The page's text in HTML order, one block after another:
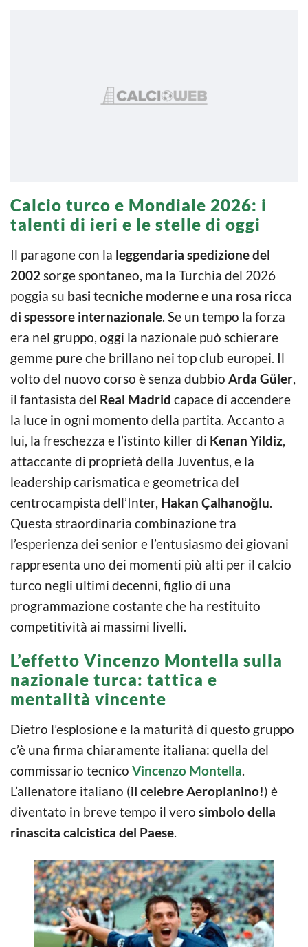
Calcio turco e Mondiale 2026: i
talenti di ieri e le stelle di oggi
Il paragone con la leggendaria spedizione del
2002 sorge spontaneo, ma la Turchia del 2026
poggia su basi tecniche moderne e una rosa ricca
di spessore internazionale . Se un tempo la forza
era nel gruppo, oggi la nazionale può schierare
gemme pure che brillano nei top club europei. Il
volto del nuovo corso è senza dubbio Arda Güler
il fantasista del Real Madrid capace di accendere
la luce in ogni momento della partita. Accanto a
lui, la freschezza e l’istinto killer di Kenan Yildiz
attaccante di proprietà della Juventus, e la
leadership carismatica e geometrica del
centrocampista dell’Inter, Hakan Çalhanoğlu
Questa straordinaria combinazione tra
l’esperienza dei senior e l’entusiasmo dei giovani
rappresenta uno dei momenti più alti per il calcio
turco negli ultimi decenni, figlio di una
programmazione costante che ha restituito
competitività ai massimi livelli.
L’effetto Vincenzo Montella sulla
nazionale turca: tattica e
mentalità vincente
Dietro l’esplosione e la maturità di questo gruppo
c’è una firma chiaramente italiana: quella del
commissario tecnico Vincenzo Montella
L’allenatore italiano (il celebre Aeroplanino!) è
diventato in breve tempo il vero simbolo della
rinascita calcistica del Paese